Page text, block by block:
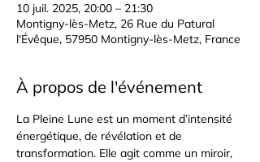
10 juil. 2025, 20:00 – 21:30
Montigny-lès-Metz, 26 Rue du Patural
l'Évêque, 57950 Montigny-lès-Metz, France
À propos de l'événement
La Pleine Lune est un moment d’intensité
énergétique, de révélation et de
transformation. Elle agit comme un miroir,